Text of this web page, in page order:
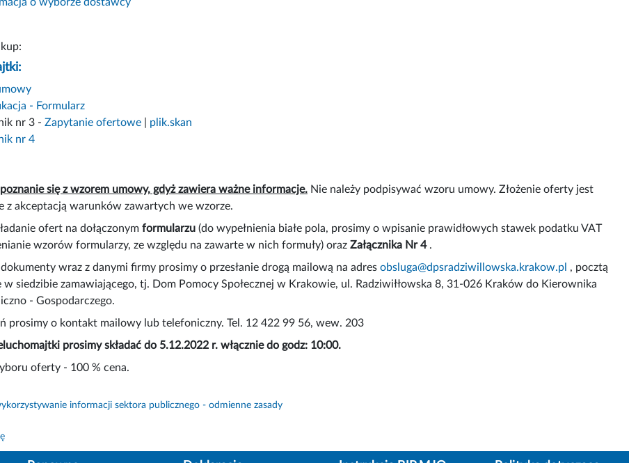
- Formularz
nr 3 - Zapytanie ofertowe
plik.skan
nr 4
się z wzorem umowy, gdyż zawiera ważne informacje. Nie należy podpisywać wzoru umowy. Złożenie oferty jest
z akceptacją warunków zawartych we wzorze.
ofert na dołączonym formularzu (do wypełnienia białe pola, prosimy o wpisanie prawidłowych stawek podatku VAT
wzorów formularzy, ze względu na zawarte w nich formuły) oraz Załącznika Nr 4.
wraz z danymi firmy prosimy o przesłanie drogą mailową na adres obsluga@dpsradziwillowska.krakow.pl , pocztą
w siedzibie zamawiającego, tj. Dom Pomocy Społecznej w Krakowie, ul. Radziwiłłowska 8, 31-026 Kraków do Kierownika
- Gospodarczego.
prosimy o kontakt mailowy lub telefoniczny. Tel. 12 422 99 56, wew. 203
prosimy składać do 5.12.2022 r. włącznie do godz: 10:00.
oferty - 100 % cena.
informacji sektora publicznego - odmienne zasady